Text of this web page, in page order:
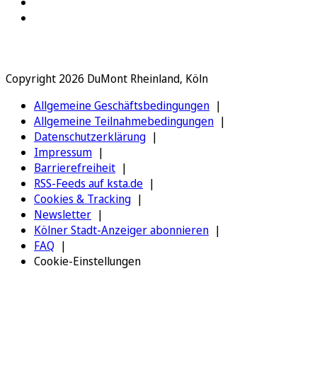
Copyright 2026 DuMont Rheinland, Köln
Allgemeine Geschäftsbedingungen
Allgemeine Teilnahmebedingungen
Datenschutzerklärung
Impressum
Barrierefreiheit
RSS-Feeds auf ksta.de
Cookies & Tracking
Newsletter
Kölner Stadt-Anzeiger abonnieren
FAQ
Cookie-Einstellungen